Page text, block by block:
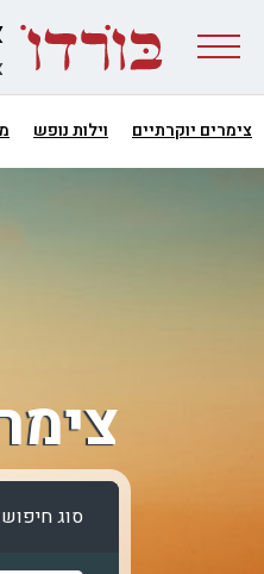
צימרים יוקרתיים וילות נופש
סוג